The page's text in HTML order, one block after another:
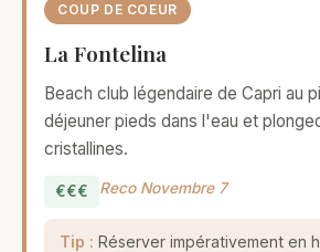
COUP DE COEUR
La Fontelina
Beach club légendaire de Capri au
déjeuner pieds dans l'eau et
cristallines.
€€€ Reco Novembre 7
Tip : Réserver impérativement en